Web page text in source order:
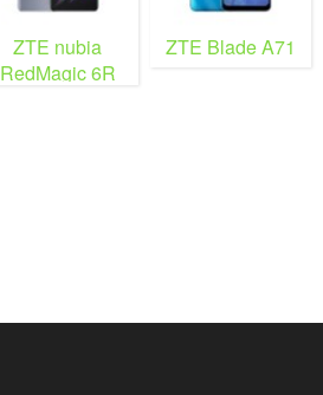
ZTE nubia
RedMagic 6R
ZTE Blade A71